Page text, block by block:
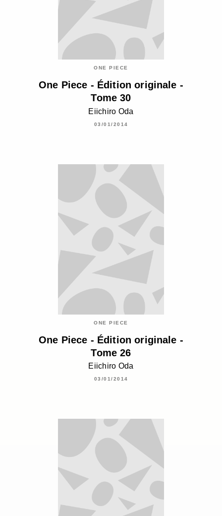
ONE PIECE
One Piece - Édition originale -
Tome 30
Eiichiro Oda
03/01/2014
ONE PIECE
One Piece - Édition originale -
Tome 26
Eiichiro Oda
03/01/2014